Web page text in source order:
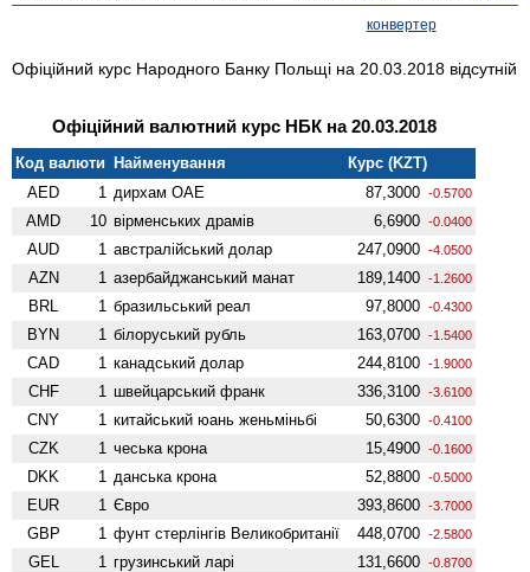
конвертер
Офіційний курс Народного Банку Польщі на 20.03.2018 відсутній
Офіційний валютний курс НБК на 20.03.2018
Код валюти Найменування
Курс (KZT)
AED
1 дирхам ОАЕ 87,3000 -0.5700
AMD 10 вiрменських драмів 6,6900 -0.0400
AUD 1 австралійський долар 247,0900 -4.0500
AZN 1 азербайджанський манат 189,1400 -1.2600
BRL 1 бразильський реал 97,8000 -0.4300
BYN 1 білоруський рубль 163,0700 -1.5400
CAD 1 канадський долар 244,8100 -1.9000
CHF 1 швейцарський франк 336,3100 -3.6100
CNY 1 китайський юань женьмiньбi 50,6300 -0.4100
CZK 1 чеська крона 15,4900 -0.1600
DKK 1 данська крона 52,8800 -0.5000
EUR 1 Євро 393,8600 -3.7000
GBP 1 фунт стерлінгів Велико­британії 448,0700 -2.5800
GEL 1 грузинський ларі 131,6600 -0.8700